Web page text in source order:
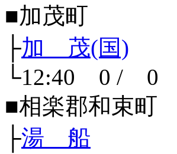
■加茂町
├加 茂(国)
└12:40 0 / 0
■相楽郡和束町
├湯 船